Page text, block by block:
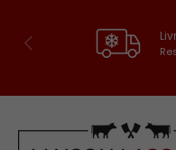
Précédent